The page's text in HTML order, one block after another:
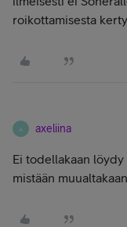
roikottamisesta
A axeliina
Ei todellakaan
mistään muualtakaan